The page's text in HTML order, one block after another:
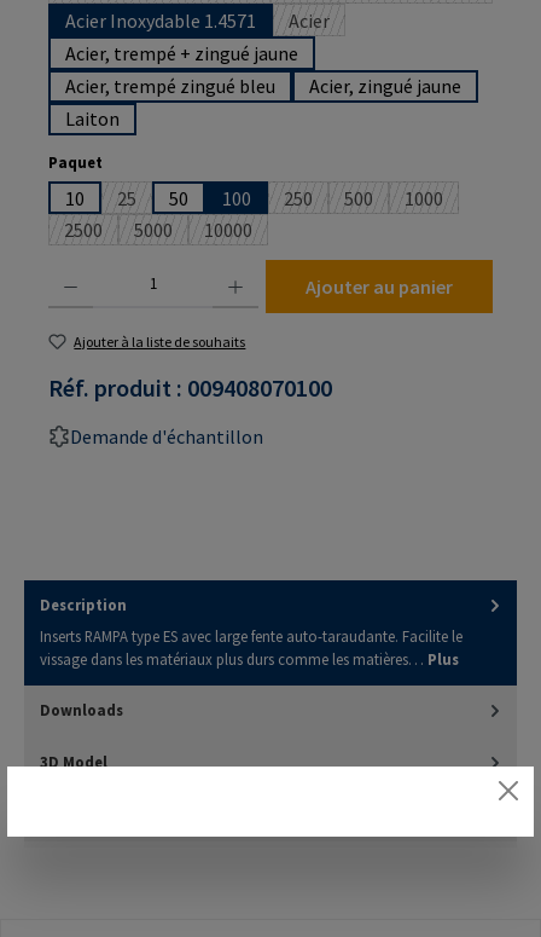
Acier Inoxydable 1.4571 Acier(Cette option n'est pas
Acier, trempé + zingué jaune
Acier, trempé zingué bleu
Acier, zingué jaune
Laiton
Sélectionnez
Paquet
10 25(Cette option n'est pas disponible pour le moment.)
50 100 250(Cette option n'est pas
500(Cette option n'est pas
1000(Cette option
2500(Cette option n'est pas disponible pour le moment.)
5000(Cette option n'est pas disponible pour le moment.)
10000(Cette option n'est pas disponible pour le
Ajouter au panier
Ajouter à la liste de souhaits
Réf. produit : 009408070100
Demande d'échantillon
Description
Inserts RAMPA type ES avec large fente auto-taraudante. Facilite le
vissage dans les matériaux plus durs comme les matières… Plus
Downloads
3D Model